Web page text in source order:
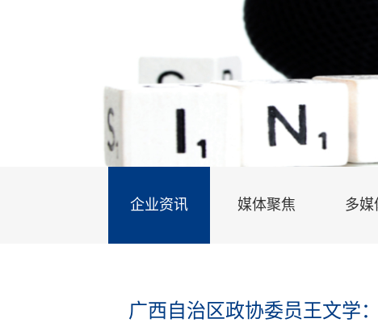
企业资讯 媒体聚焦 多媒
广西自治区政协委员王文学